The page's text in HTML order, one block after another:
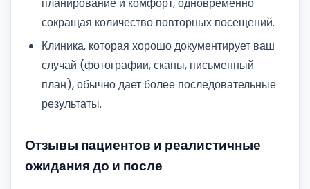
сокращая количество повторных посещений.
Клиника, которая хорошо документирует ваш
случай (фотографии, сканы, письменный
план), обычно дает более последовательные
результаты.
Отзывы пациентов и реалистичные
ожидания до и после